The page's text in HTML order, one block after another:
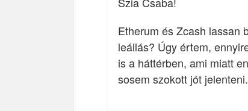
Etherum és Zcash lassan
leállás? Úgy értem,
is a háttérben, ami miatt
sosem szokott jót jelenteni.